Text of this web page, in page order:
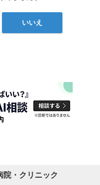
いいえ
・クリニック